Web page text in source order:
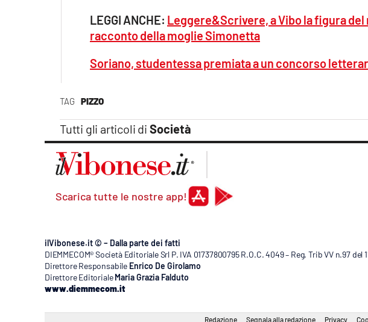
TAG PIZZO
Tutti gli articoli di Società
LEGGI ANCHE: Leggere&Scrivere, a Vibo la figura
racconto della moglie Simonetta
Soriano, studentessa premiata a un concorso
Scarica tutte le nostre app!
ilVibonese.it © – Dalla parte dei fatti
DIEMMECOM® Società Editoriale Srl P. IVA 01737800795 R.O.C. 4049 – Reg. Trib VV n.97 del
Direttore Responsabile Enrico De Girolamo
Direttore Editoriale Maria Grazia Falduto
www.diemmecom.it
Redazione Segnala alla redazione Privacy